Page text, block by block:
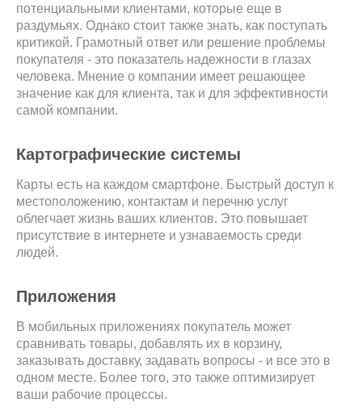
потенциальными клиентами, которые еще в
раздумьях. Однако стоит также знать, как поступать
критикой. Грамотный ответ или решение проблемы
покупателя - это показатель надежности в глазах
человека. Мнение о компании имеет решающее
значение как для клиента, так и для эффективности
самой компании.
Картографические системы
Карты есть на каждом смартфоне. Быстрый доступ к
местоположению, контактам и перечню услуг
облегчает жизнь ваших клиентов. Это повышает
присутствие в интернете и узнаваемость среди
людей.
Приложения
В мобильных приложениях покупатель может
сравнивать товары, добавлять их в корзину,
заказывать доставку, задавать вопросы - и все это в
одном месте. Более того, это также оптимизирует
ваши рабочие процессы.